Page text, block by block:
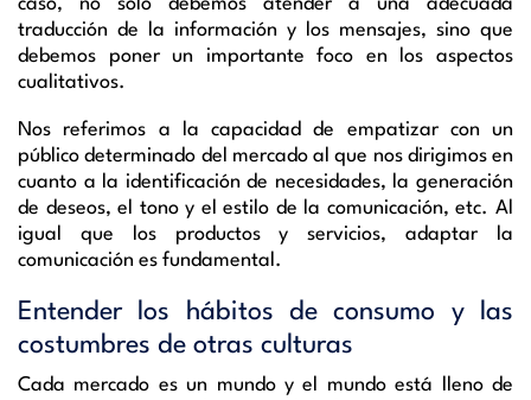
caso, no solo debemos atender a una adecuada
traducción de la información y los mensajes, sino que
debemos poner un importante foco en los aspectos
cualitativos.
Nos referimos a la capacidad de empatizar con un
público determinado del mercado al que nos dirigimos en
cuanto a la identificación de necesidades, la generación
de deseos, el tono y el estilo de la comunicación, etc. Al
igual que los productos y servicios, adaptar la
comunicación es fundamental.
Entender los hábitos de consumo y las
costumbres de otras culturas
Cada mercado es un mundo y el mundo está lleno de